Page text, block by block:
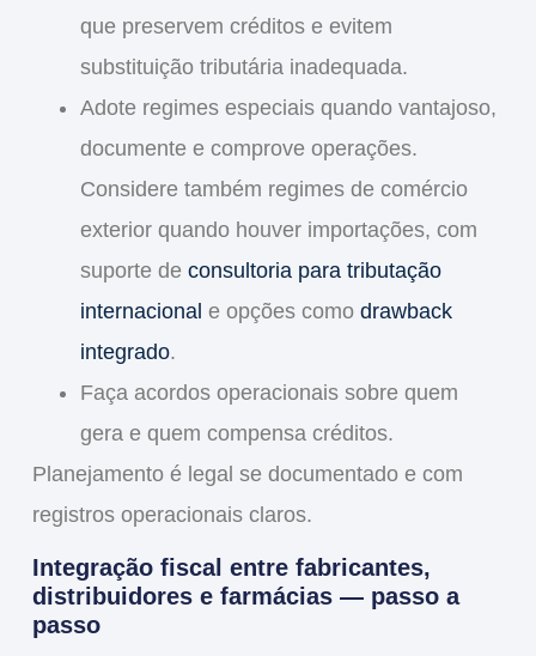
que preservem créditos e evitem
substituição tributária inadequada.
Adote regimes especiais quando vantajoso,
documente e comprove operações.
Considere também regimes de comércio
exterior quando houver importações, com
suporte de consultoria para tributação
internacional e opções como drawback
integrado.
Faça acordos operacionais sobre quem
gera e quem compensa créditos.
Planejamento é legal se documentado e com
registros operacionais claros.
Integração fiscal entre fabricantes,
distribuidores e farmácias — passo a
passo